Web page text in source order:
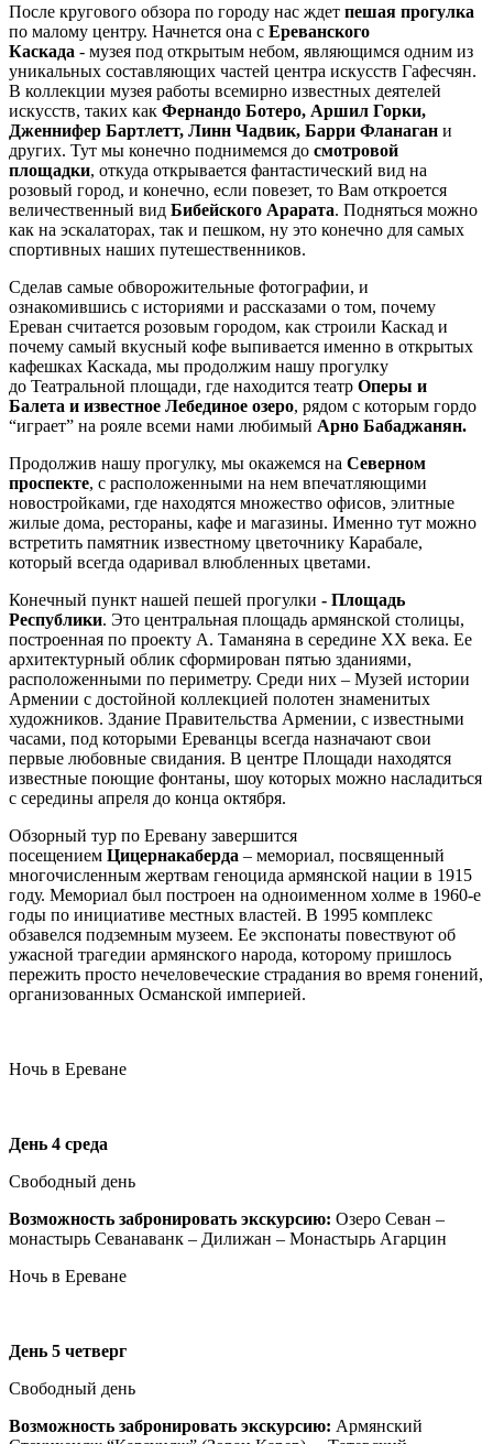
После кругового обзора по городу нас ждет пешая прогулка
по малому центру. Начнется она с Ереванского
Каскада - музея под открытым небом, являющимся одним из
уникальных составляющих частей центра искусств Гафесчян.
В коллекции музея работы всемирно известных деятелей
искусств, таких как Фернандо Ботеро, Аршил Горки,
Дженнифер Бартлетт, Линн Чадвик, Барри Фланаган и
других. Тут мы конечно поднимемся до смотровой
площадки, откуда открывается фантастический вид на
розовый город, и конечно, если повезет, то Вам откроется
величественный вид Бибейского Арарата. Подняться можно
как на эскалаторах, так и пешком, ну это конечно для самых
спортивных наших путешественников.
Сделав самые обворожительные фотографии, и
ознакомившись с историями и рассказами о том, почему
Ереван считается розовым городом, как строили Каскад и
почему самый вкусный кофе выпивается именно в открытых
кафешках Каскада, мы продолжим нашу прогулку
до Театральной площади, где находится театр Оперы и
Балета и известное Лебединое озеро, рядом с которым гордо
“играет” на рояле всеми нами любимый Арно Бабаджанян.
Продолжив нашу прогулку, мы окажемся на Северном
проспекте, с расположенными на нем впечатляющими
новостройками, где находятся множество офисов, элитные
жилые дома, рестораны, кафе и магазины. Именно тут можно
встретить памятник известному цветочнику Карабале,
который всегда одаривал влюбленных цветами.
Конечный пункт нашей пешей прогулки - Площадь
Республики. Это центральная площадь армянской столицы,
построенная по проекту А. Таманяна в середине XX века. Ее
архитектурный облик сформирован пятью зданиями,
расположенными по периметру. Среди них – Музей истории
Армении с достойной коллекцией полотен знаменитых
художников. Здание Правительства Армении, с известными
часами, под которыми Ереванцы всегда назначают свои
первые любовные свидания. В центре Площади находятся
известные поющие фонтаны, шоу которых можно насладиться
с середины апреля до конца октября.
Обзорный тур по Еревану завершится
посещением Цицернакаберда – мемориал, посвященный
многочисленным жертвам геноцида армянской нации в 1915
году. Мемориал был построен на одноименном холме в 1960-е
годы по инициативе местных властей. В 1995 комплекс
обзавелся подземным музеем. Ее экспонаты повествуют об
ужасной трагедии армянского народа, которому пришлось
пережить просто нечеловеческие страдания во время гонений,
организованных Османской империей.
Ночь в Ереване
День 4 среда
Свободный день
Возможность забронировать экскурсию: Озеро Севан –
монастырь Cеванаванк – Дилижан – Монастырь Агарцин
Ночь в Ереване
День 5 четверг
Свободный день
Возможность забронировать экскурсию: Армянский